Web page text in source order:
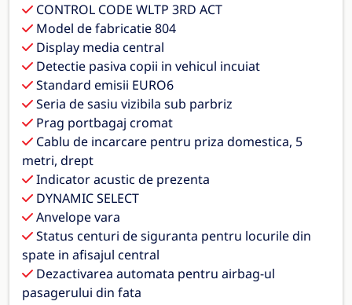
CONTROL CODE WLTP 3RD ACT
Model de fabricatie 804
Display media central
Detectie pasiva copii in vehicul incuiat
Standard emisii EURO6
Seria de sasiu vizibila sub parbriz
Prag portbagaj cromat
Cablu de incarcare pentru priza domestica, 5
metri, drept
Indicator acustic de prezenta
DYNAMIC SELECT
Anvelope vara
Status centuri de siguranta pentru locurile din
spate in afisajul central
Dezactivarea automata pentru airbag-ul
pasagerului din fata